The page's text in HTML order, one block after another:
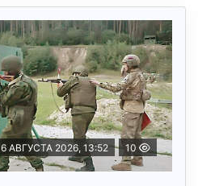
6 АВГУСТА 2026, 13:52 10